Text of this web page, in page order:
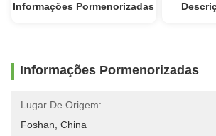
Informações Pormenorizadas
Informações Pormenorizadas
Lugar De Origem:
Foshan, China